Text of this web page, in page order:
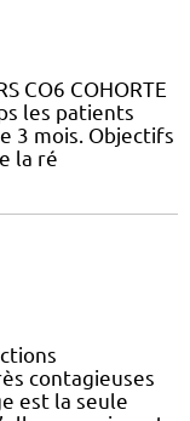
CO6 COHORTE
les patients
3 mois. Objectifs
la ré
contagieuses
est la seule